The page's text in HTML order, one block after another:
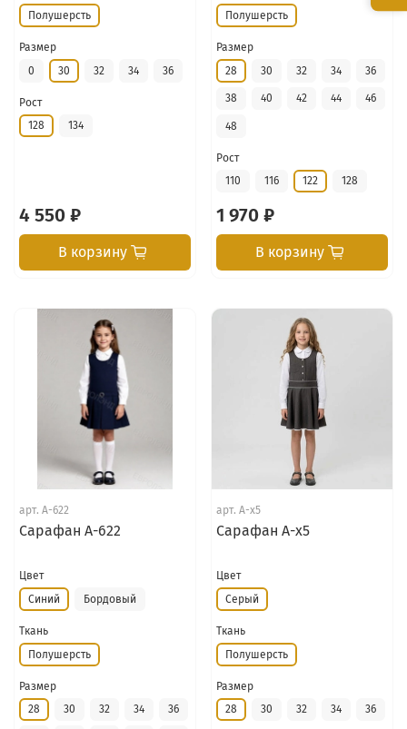
Полушерсть
Размер
0
30 32 34 36
Рост
128
134
4 550 ₽
В корзину
Полушерсть
Размер
28
30 32 34 36
38 40 42 44 46
48
Рост
110
116 122 128
1 970 ₽
В корзину
арт. А-622
Сарафан А-622
Цвет
Синий
Бордовый
Ткань
Полушерсть
Размер
28
30 32 34 36
арт. А-х5
Сарафан А-х5
Цвет
Серый
Ткань
Полушерсть
Размер
28
30 32 34 36